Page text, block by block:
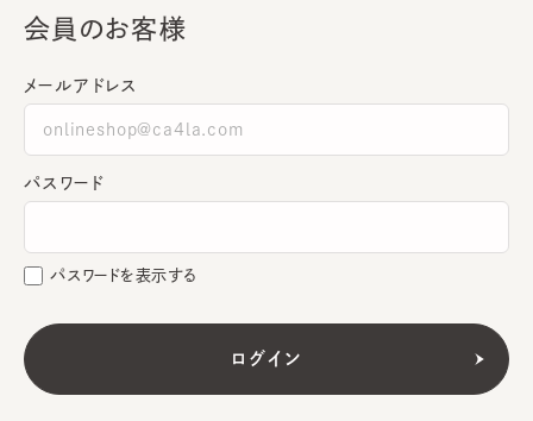
会員のお客様
メールアドレス
パスワード
パスワードを表示する